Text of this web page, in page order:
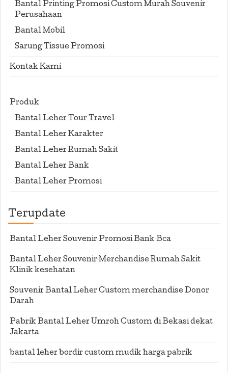
Bantal Printing Promosi Custom Murah Souvenir
Perusahaan
Bantal Mobil
Sarung Tissue Promosi
Kontak Kami
Produk
Bantal Leher Tour Travel
Bantal Leher Karakter
Bantal Leher Rumah Sakit
Bantal Leher Bank
Bantal Leher Promosi
Terupdate
Bantal Leher Souvenir Promosi Bank Bca
Bantal Leher Souvenir Merchandise Rumah Sakit
Klinik kesehatan
Souvenir Bantal Leher Custom merchandise Donor
Darah
Pabrik Bantal Leher Umroh Custom di Bekasi dekat
Jakarta
bantal leher bordir custom mudik harga pabrik